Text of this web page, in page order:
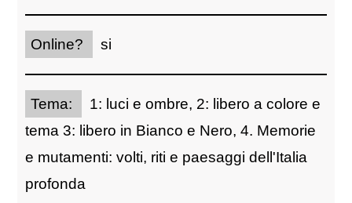
Online? si
Tema:
1: luci e ombre, 2: libero a colore e
tema 3: libero in Bianco e Nero, 4. Memorie
e mutamenti: volti, riti e paesaggi dell'Italia
profonda